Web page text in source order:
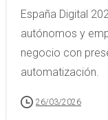
España Digital
autónomos y
negocio con
automatización.
26/03/2026